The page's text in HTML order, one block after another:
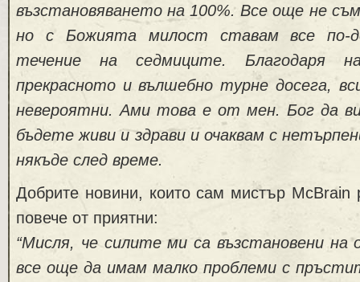
възстановяването на 100%. Все още не
но с Божията милост ставам все по-
течение на седмиците.
Благодаря
прекрасното и вълшебно турне досега,
невероятни. Ами това е от мен. Бог да
бъдете живи и здрави и очаквам с
някъде след време.
Добрите новини, които сам мистър McBrain
повече от приятни:
“Мисля, че силите ми са възстановени на
все още да имам малко проблеми с